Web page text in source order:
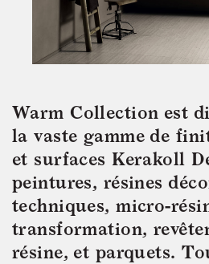
Warm Collection est
la vaste gamme de
et surfaces Kerakoll
peintures, résines
techniques, micro-
transformation,
résine, et parquets.